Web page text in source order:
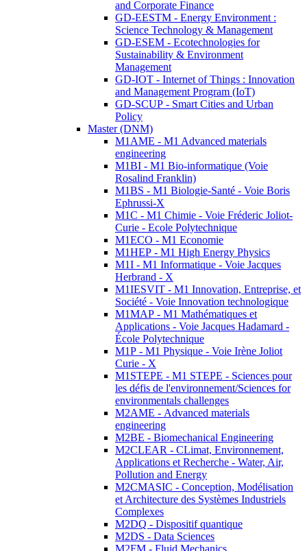
and Corporate Finance
GD-EESTM - Energy Environment :
Science Technology & Management
GD-ESEM - Ecotechnologies for
Sustainability & Environment
Management
GD-IOT - Internet of Things : Innovation
and Management Program (IoT)
GD-SCUP - Smart Cities and Urban
Policy
Master (DNM)
M1AME - M1 Advanced materials
engineering
M1BI - M1 Bio-informatique (Voie
Rosalind Franklin)
M1BS - M1 Biologie-Santé - Voie Boris
Ephrussi-X
M1C - M1 Chimie - Voie Fréderic Joliot-
Curie - Ecole Polytechnique
M1ECO - M1 Economie
M1HEP - M1 High Energy Physics
M1I - M1 Informatique - Voie Jacques
Herbrand - X
M1IESVIT - M1 Innovation, Entreprise, et
Société - Voie Innovation technologique
M1MAP - M1 Mathématiques et
Applications - Voie Jacques Hadamard -
École Polytechnique
M1P - M1 Physique - Voie Irène Joliot
Curie - X
M1STEPE - M1 STEPE - Sciences pour
les défis de l'environnement/Sciences for
environmentals challenges
M2AME - Advanced materials
engineering
M2BE - Biomechanical Engineering
M2CLEAR - CLimat, Environnement,
Applications et Recherche - Water, Air,
Pollution and Energy
M2CMASIC - Conception, Modélisation
et Architecture des Systèmes Industriels
Complexes
M2DQ - Dispositif quantique
M2DS - Data Sciences
M2FM - Fluid Mechanics